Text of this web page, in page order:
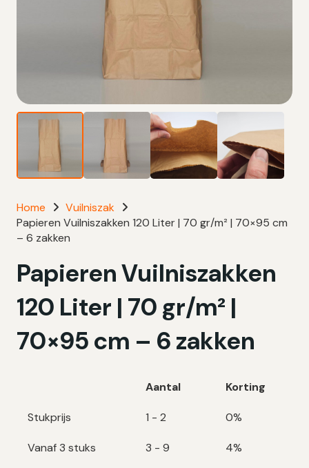
Home
Vuilniszak
Papieren Vuilniszakken 120 Liter | 70 gr/m² | 70×95 cm
– 6 zakken
Papieren Vuilniszakken
120 Liter | 70 gr/m² |
70×95 cm – 6 zakken
Aantal Korting
Stukprijs 1 - 2 0%
Vanaf 3 stuks 3 - 9 4%